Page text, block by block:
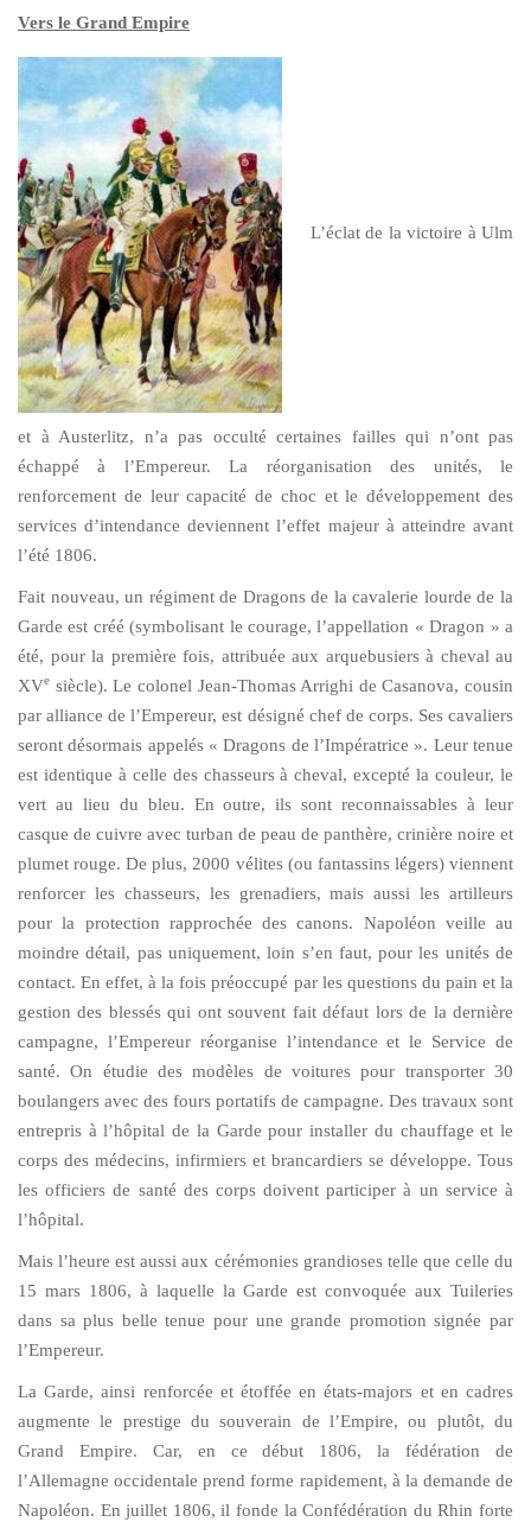
Vers le Grand Empire
L’éclat de la victoire à Ulm
et à Austerlitz, n’a pas occulté certaines failles qui n’ont pas
échappé à l’Empereur. La réorganisation des unités, le
renforcement de leur capacité de choc et le développement des
services d’intendance deviennent l’effet majeur à atteindre avant
l’été 1806.
Fait nouveau, un régiment de Dragons de la cavalerie lourde de la
Garde est créé (symbolisant le courage, l’appellation « Dragon » a
été, pour la première fois, attribuée aux arquebusiers à cheval au
XVe siècle). Le colonel Jean-Thomas Arrighi de Casanova, cousin
par alliance de l’Empereur, est désigné chef de corps. Ses cavaliers
seront désormais appelés « Dragons de l’Impératrice ». Leur tenue
est identique à celle des chasseurs à cheval, excepté la couleur, le
vert au lieu du bleu. En outre, ils sont reconnaissables à leur
casque de cuivre avec turban de peau de panthère, crinière noire et
plumet rouge. De plus, 2000 vélites (ou fantassins légers) viennent
renforcer les chasseurs, les grenadiers, mais aussi les artilleurs
pour la protection rapprochée des canons. Napoléon veille au
moindre détail, pas uniquement, loin s’en faut, pour les unités de
contact. En effet, à la fois préoccupé par les questions du pain et la
gestion des blessés qui ont souvent fait défaut lors de la dernière
campagne, l’Empereur réorganise l’intendance et le Service de
santé. On étudie des modèles de voitures pour transporter 30
boulangers avec des fours portatifs de campagne. Des travaux sont
entrepris à l’hôpital de la Garde pour installer du chauffage et le
corps des médecins, infirmiers et brancardiers se développe. Tous
les officiers de santé des corps doivent participer à un service à
l’hôpital.
Mais l’heure est aussi aux cérémonies grandioses telle que celle du
15 mars 1806, à laquelle la Garde est convoquée aux Tuileries
dans sa plus belle tenue pour une grande promotion signée par
l’Empereur.
La Garde, ainsi renforcée et étoffée en états-majors et en cadres
augmente le prestige du souverain de l’Empire, ou plutôt, du
Grand Empire. Car, en ce début 1806, la fédération de
l’Allemagne occidentale prend forme rapidement, à la demande de
Napoléon. En juillet 1806, il fonde la Confédération du Rhin forte